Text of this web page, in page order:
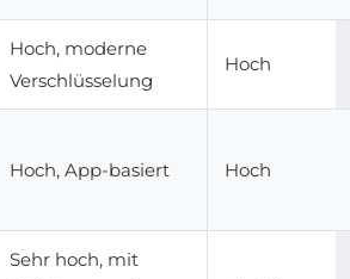
Hoch, moderne
Verschlüsselung
Hoch
Hoch, App-basiert Hoch
Sehr hoch, mit